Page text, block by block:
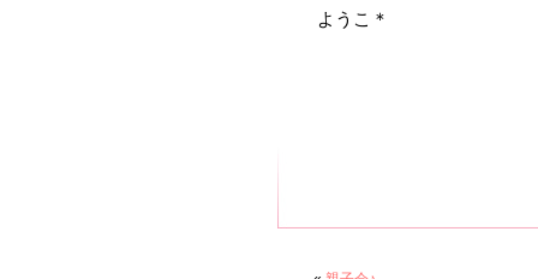
ようこ＊